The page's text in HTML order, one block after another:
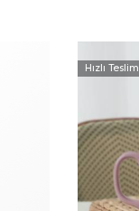
Hızlı